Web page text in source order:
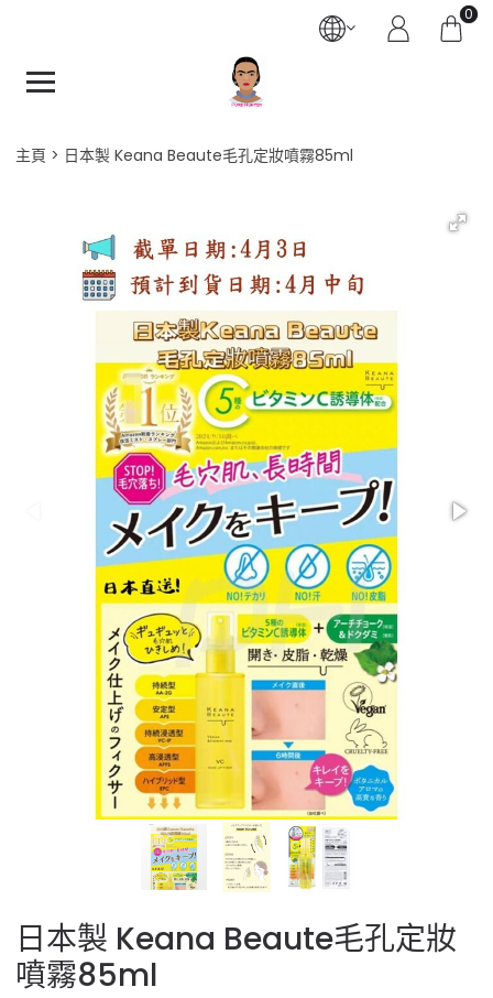
0
主頁 日本製 Keana Beaute毛孔定妝噴霧85ml
日本製 Keana Beaute毛孔定妝
噴霧85ml